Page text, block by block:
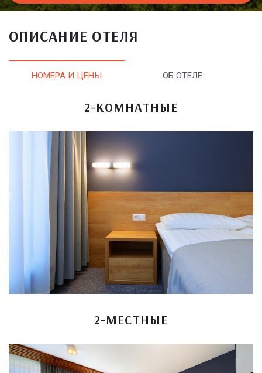
ОПИСАНИЕ ОТЕЛЯ
НОМЕРА И ЦЕНЫ ОБ ОТЕЛЕ
2-КОМНАТНЫЕ
2-МЕСТНЫЕ